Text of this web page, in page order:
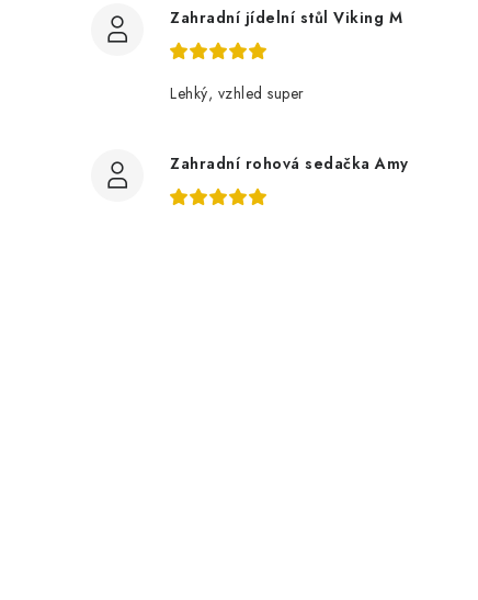
Zahradní jídelní stůl Viking M
Lehký, vzhled super
Zahradní rohová sedačka Amy